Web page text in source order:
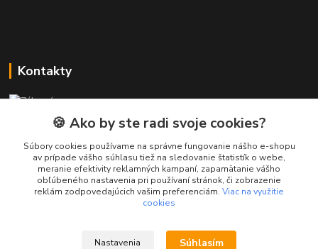
Kontakty
+421 911 010 560
Po-Pia, 13-17 hod.
info@presmartfon.sk
🍪 Ako by ste radi svoje cookies?
Súbory cookies používame na správne fungovanie nášho e-shopu
av prípade vášho súhlasu tiež na sledovanie štatistík o webe,
meranie efektivity reklamných kampaní, zapamätanie vášho
obľúbeného nastavenia pri používaní stránok, či zobrazenie
reklám zodpovedajúcich vašim preferenciám. Viac na využitie
cookies
Nastavenia Súhlasím